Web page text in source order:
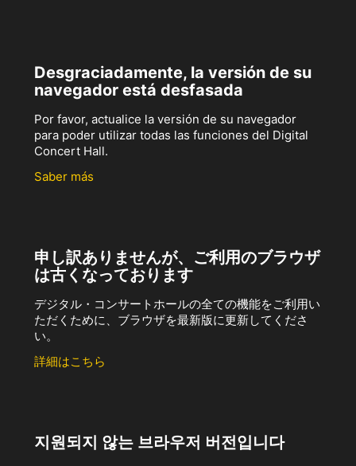
Desgraciadamente, la versión de su
navegador está desfasada
Por favor, actualice la versión de su navegador
para poder utilizar todas las funciones del Digital
Concert Hall.
Saber más
申し訳ありませんが、ご利用のブラウザ
は古くなっております
デジタル・コンサートホールの全ての機能をご利用い
ただくために、ブラウザを最新版に更新してくださ
い。
詳細はこちら
지원되지 않는 브라우저 버전입니다